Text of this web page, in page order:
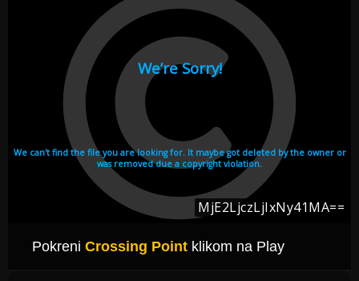
Pokreni Crossing Point klikom na Play